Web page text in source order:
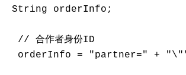
String orderInfo;
  // 合作者身份ID
orderInfo = "partner=" +